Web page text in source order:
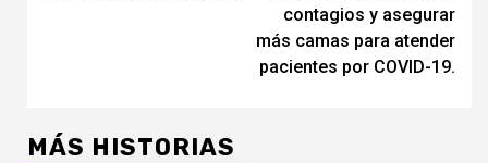
contagios y asegurar
más camas para atender
pacientes por COVID-19.
MÁS HISTORIAS